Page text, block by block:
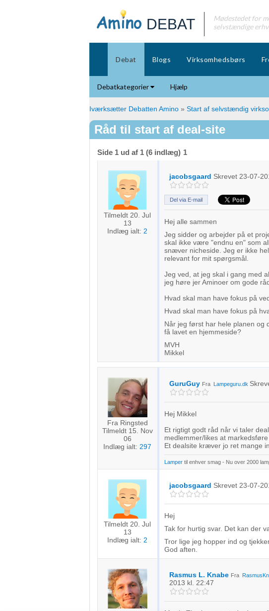
DEBAT
Mødestedet for
selvstændige
Debat Blogs Virksomhedsbørs
Debatkategorier Hjælp
Iværksætter Debatten Amino » Start af selvstændig
Råd til start af deal-site
Side 1 ud af 1 (6 indlæg) 1
Tilmeldt 20. Jul
13
Indlæg ialt: 2
jacobsgaard Skrevet 23-07-
Del via E-mail
Hej alle sammen
Jeg sidder og arbejder på et
skal ikke være "endnu en" som
snæver nicheside. Jeg er ikke
relevant for mit spørgsmål.
Jeg ved, at jeg skal i gang med
jeg høre jer Aminoer om gode
Hvad skal man have fokus på
Hvad skal man have fokus på
Når jeg først har hele planen og
få lavet en hjemmeside?
MVH
Mikkel
Fra Ringsted
Tilmeldt 15. Nov
06
Indlæg ialt: 297
GuruGuy Fra Lampeguru.dk
Hej Mikkel
Et rigtigt godt råd når vi taler
medlemmer/likes at markedsføre
Et dealsite kræver jo ret mange
Lampertil enhver smag - Nu over 2000
Tilmeldt 20. Jul
13
Indlæg ialt: 2
jacobsgaard Skrevet 23-07-
Hej
Tak for hurtig svar. Det kan der
Tror lige jeg hopper ind og
God aften.
Rasmus L. Knabe Fra
2013 kl. 22:47